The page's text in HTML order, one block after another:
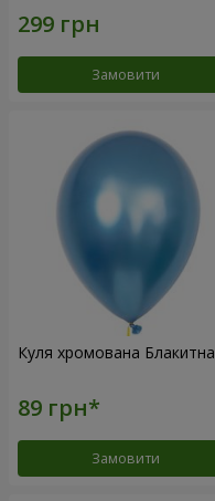
Замовити
Куля хромована Блакитна
Замовити